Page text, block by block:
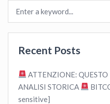
Recent Posts
ATTENZIONE: QUESTO
ANALISI STORICA
sensitive]